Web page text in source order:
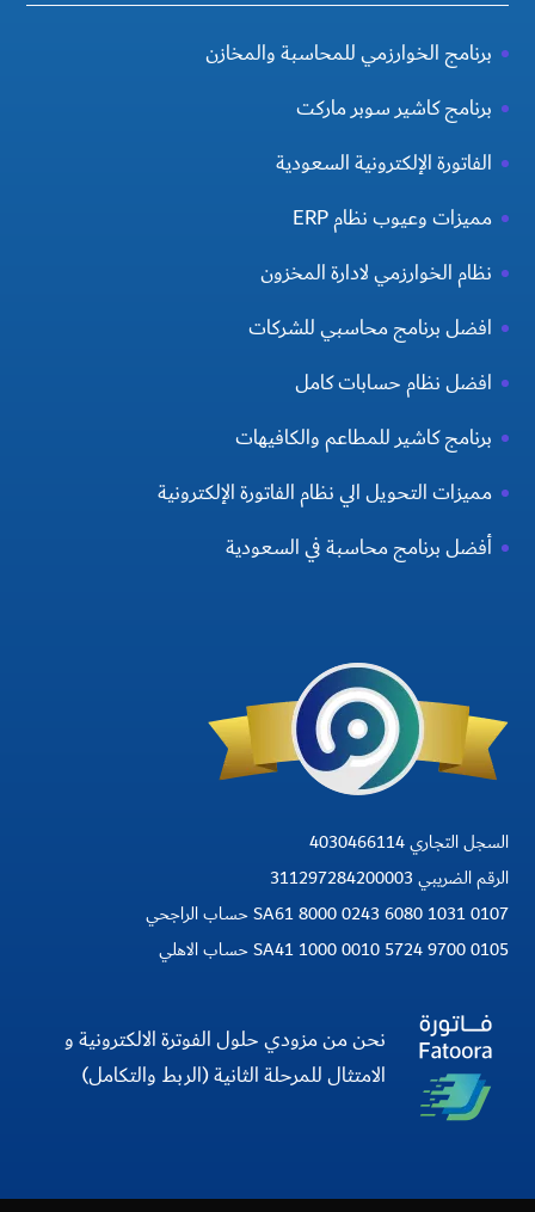
برنامج الخوارزمي للمحاسبة والمخازن
برنامج كاشير سوبر ماركت
الفاتورة الإلكترونية السعودية
مميزات وعيوب نظام ERP
نظام الخوارزمي لادارة المخزون
افضل برنامج محاسبي للشركات
افضل نظام حسابات كامل
برنامج كاشير للمطاعم والكافيهات
مميزات التحويل الي نظام الفاتورة الإلكترونية
أفضل برنامج محاسبة في السعودية
السجل التجاري 4030466114
الرقم الضريبي 311297284200003
SA61 8000 0243 6080 1031 0107 حساب الراجحي
SA41 1000 0010 5724 9700 0105 حساب الاهلي
نحن من مزودي حلول الفوترة الالكترونية و
الامتثال للمرحلة الثانية (الربط والتكامل)